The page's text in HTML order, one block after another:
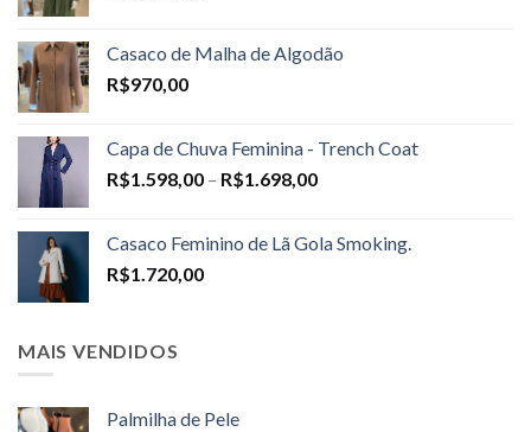
Casaco de Malha de Algodão
R$970,00
Capa de Chuva Feminina - Trench Coat
R$1.598,00 – R$1.698,00Price
through
Casaco Feminino de Lã Gola Smoking.
R$1.720,00
MAIS VENDIDOS
Palmilha de Pele